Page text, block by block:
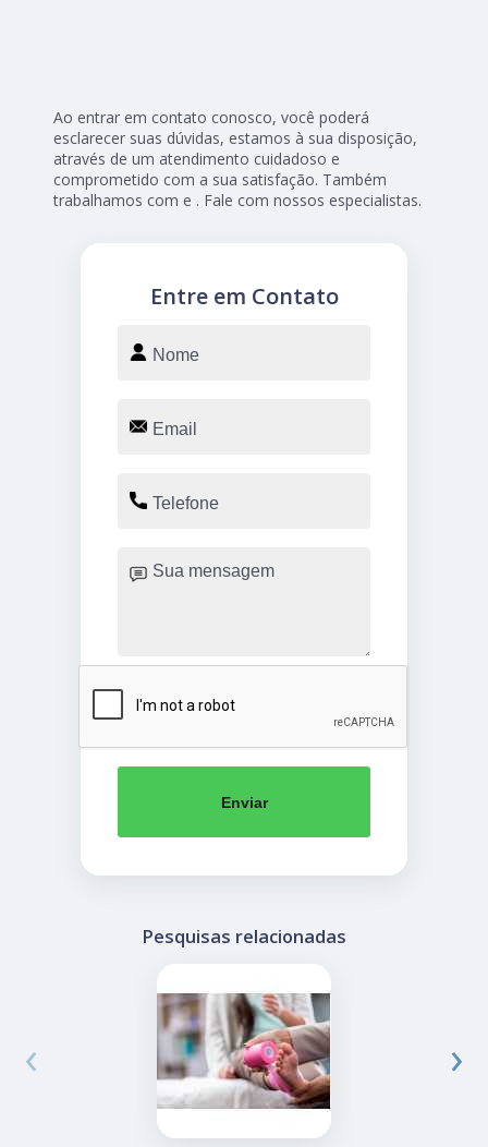
Ao entrar em contato conosco, você poderá
esclarecer suas dúvidas, estamos à sua disposição,
através de um atendimento cuidadoso e
comprometido com a sua satisfação. Também
trabalhamos com e . Fale com nossos especialistas.
Entre em Contato
Enviar
Pesquisas relacionadas
‹ ›